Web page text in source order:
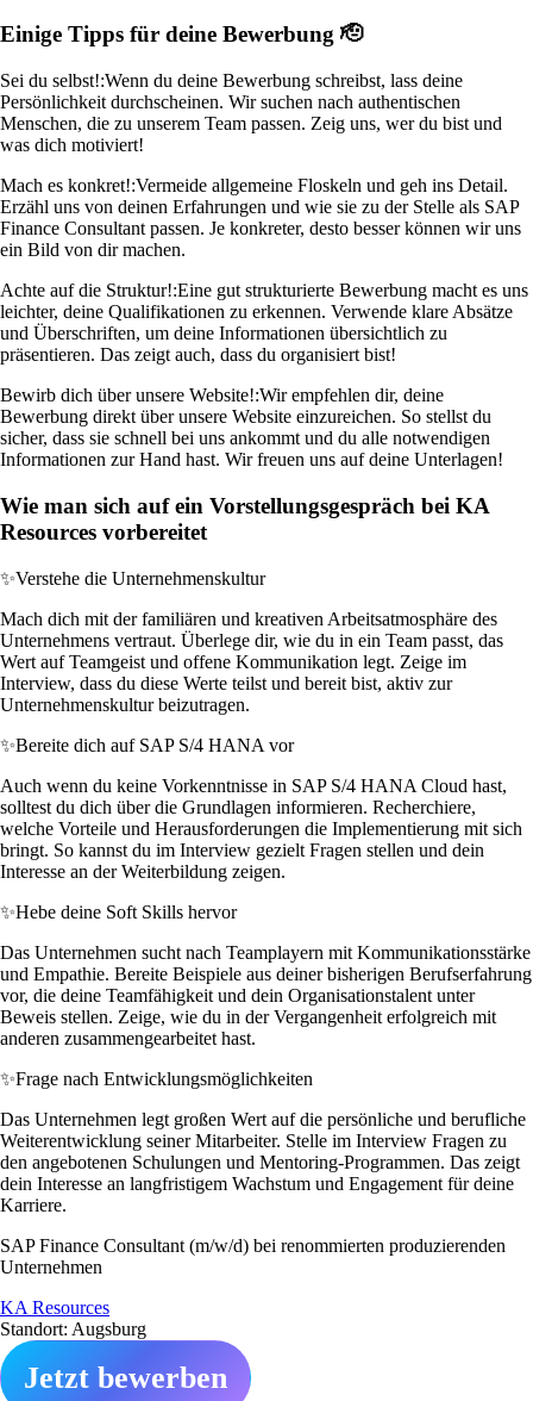
Einige Tipps für deine Bewerbung 🫡
Sei du selbst!:Wenn du deine Bewerbung schreibst, lass deine
Persönlichkeit durchscheinen. Wir suchen nach authentischen
Menschen, die zu unserem Team passen. Zeig uns, wer du bist und
was dich motiviert!
Mach es konkret!:Vermeide allgemeine Floskeln und geh ins Detail.
Erzähl uns von deinen Erfahrungen und wie sie zu der Stelle als SAP
Finance Consultant passen. Je konkreter, desto besser können wir uns
ein Bild von dir machen.
Achte auf die Struktur!:Eine gut strukturierte Bewerbung macht es uns
leichter, deine Qualifikationen zu erkennen. Verwende klare Absätze
und Überschriften, um deine Informationen übersichtlich zu
präsentieren. Das zeigt auch, dass du organisiert bist!
Bewirb dich über unsere Website!:Wir empfehlen dir, deine
Bewerbung direkt über unsere Website einzureichen. So stellst du
sicher, dass sie schnell bei uns ankommt und du alle notwendigen
Informationen zur Hand hast. Wir freuen uns auf deine Unterlagen!
Wie man sich auf ein Vorstellungsgespräch bei KA
Resources vorbereitet
✨Verstehe die Unternehmenskultur
Mach dich mit der familiären und kreativen Arbeitsatmosphäre des
Unternehmens vertraut. Überlege dir, wie du in ein Team passt, das
Wert auf Teamgeist und offene Kommunikation legt. Zeige im
Interview, dass du diese Werte teilst und bereit bist, aktiv zur
Unternehmenskultur beizutragen.
✨Bereite dich auf SAP S/4 HANA vor
Auch wenn du keine Vorkenntnisse in SAP S/4 HANA Cloud hast,
solltest du dich über die Grundlagen informieren. Recherchiere,
welche Vorteile und Herausforderungen die Implementierung mit sich
bringt. So kannst du im Interview gezielt Fragen stellen und dein
Interesse an der Weiterbildung zeigen.
✨Hebe deine Soft Skills hervor
Das Unternehmen sucht nach Teamplayern mit Kommunikationsstärke
und Empathie. Bereite Beispiele aus deiner bisherigen Berufserfahrung
vor, die deine Teamfähigkeit und dein Organisationstalent unter
Beweis stellen. Zeige, wie du in der Vergangenheit erfolgreich mit
anderen zusammengearbeitet hast.
✨Frage nach Entwicklungsmöglichkeiten
Das Unternehmen legt großen Wert auf die persönliche und berufliche
Weiterentwicklung seiner Mitarbeiter. Stelle im Interview Fragen zu
den angebotenen Schulungen und Mentoring-Programmen. Das zeigt
dein Interesse an langfristigem Wachstum und Engagement für deine
Karriere.
SAP Finance Consultant (m/w/d) bei renommierten produzierenden
Unternehmen
KA Resources
Standort: Augsburg
Jetzt bewerben